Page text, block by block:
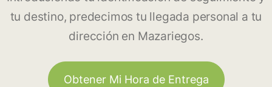
tu destino, predecimos tu llegada personal a tu
dirección en Mazariegos.
Obtener Mi Hora de Entrega